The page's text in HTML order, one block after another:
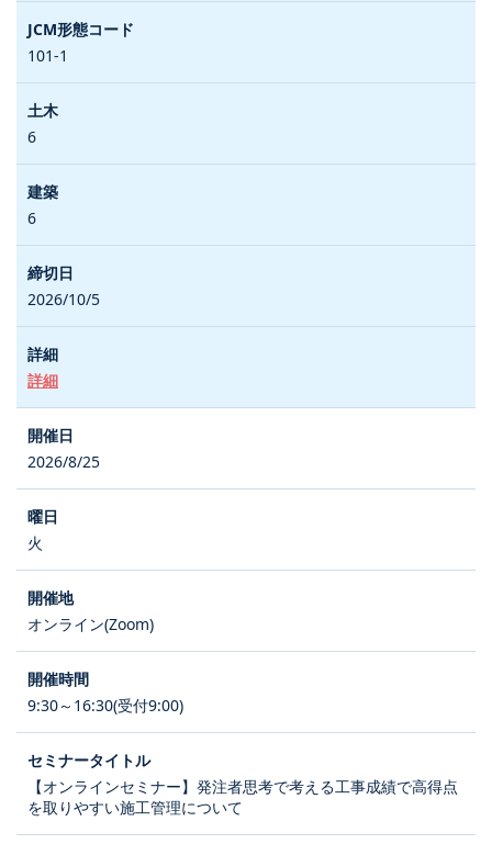
101-1
6
6
2026/10/5
詳細
2026/8/25
火
オンライン(Zoom)
9:30～16:30(受付9:00)
【オンラインセミナー】発注者思考で考える工事成績で高得点
を取りやすい施工管理について